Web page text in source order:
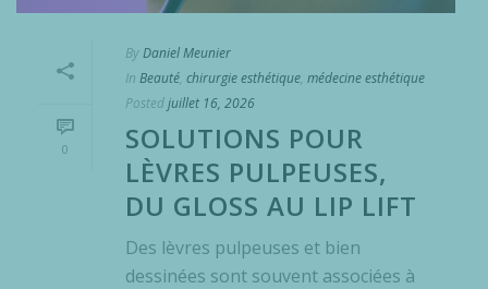
0
ByDaniel Meunier
In Beauté, chirurgie esthétique, médecine esthétique
Postedjuillet 16, 2026
SOLUTIONS POUR
LÈVRES PULPEUSES,
DU GLOSS AU LIP LIFT
Des lèvres pulpeuses et bien
dessinées sont souvent associées à